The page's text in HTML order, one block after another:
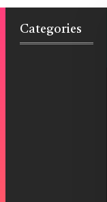
Categories